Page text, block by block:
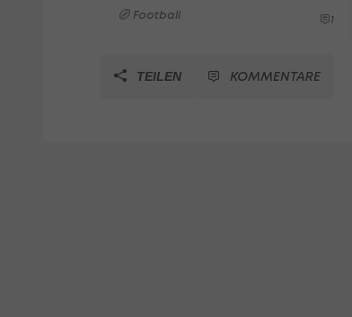
Football 1
TEILEN KOMMENTARE